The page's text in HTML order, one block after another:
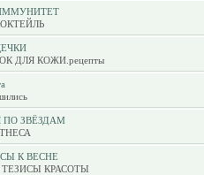
ДЛЯ КОЖИ.рецепты
ПО ЗВЁЗДАМ
К ВЕСНЕ
КРАСОТЫ